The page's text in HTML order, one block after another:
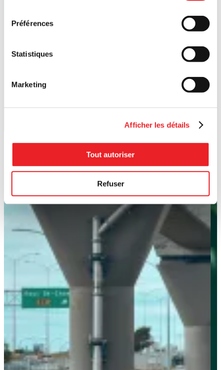
Préférences
Statistiques
Marketing
Afficher les détails
Tout autoriser
Refuser